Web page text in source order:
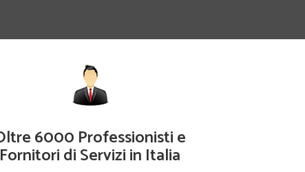
6000 Professionisti e
Fornitori di Servizi in Italia